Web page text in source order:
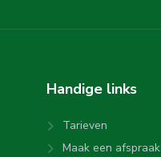
Handige links
Tarieven
Maak een afspraak